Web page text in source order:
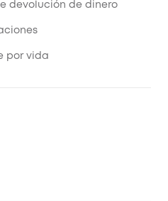
devolución de dinero
por vida